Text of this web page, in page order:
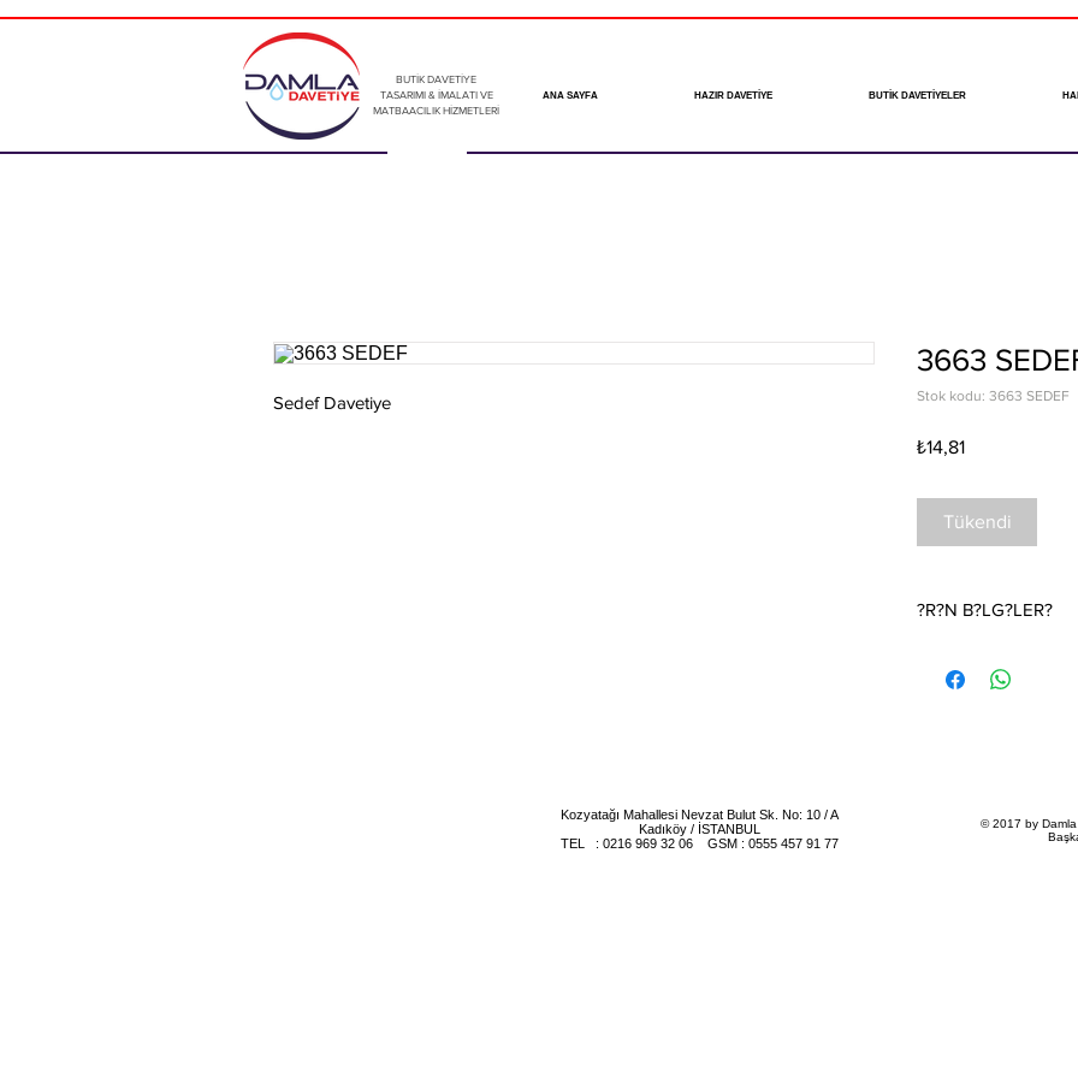
BUTİK DAVETİYE
TASARIMI & İMALATI VE
MATBAACILIK HİZMETLERİ
ANA SAYFA HAZIR DAVETİYE BUTİK DAVETİYELER
Sedef Davetiye
3663
Stok kodu: 3663 SEDEF
₺14,81Fiyat
Tükendi
?R?N B?LG?LER?
(1 kutu 100
Kozyatağı Mahallesi Nevzat Bulut Sk. No: 10 / A
Kadıköy / İSTANBUL
TEL : 0216 969 32 06 GSM : 0555 457 91 77
© 2017 by Damla